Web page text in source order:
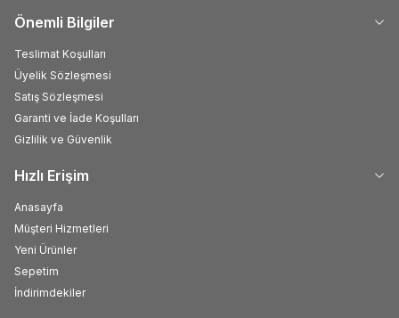
Önemli Bilgiler
Teslimat Koşulları
Üyelik Sözleşmesi
Satış Sözleşmesi
Garanti ve İade Koşulları
Gizlilik ve Güvenlik
Hızlı Erişim
Anasayfa
Müşteri Hizmetleri
Yeni Ürünler
Sepetim
İndirimdekiler